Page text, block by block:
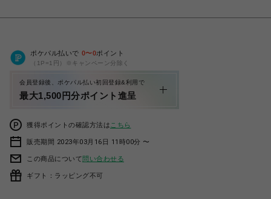
ポケパル払いで 0〜0ポイント
（1P=1円）※キャンペーン分除く
会員登録後、ポケパル払い初回登録&利用で
最大1,500円分ポイント進呈
獲得ポイントの確認方法は こちら
販売期間 2023年03月16日 11時00分 〜
この商品について問い合わせる
ギフト：ラッピング不可